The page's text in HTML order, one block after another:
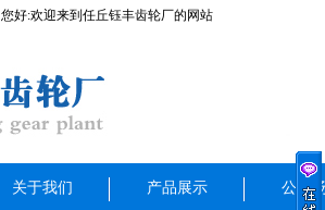
您好:欢迎来到任丘钰丰齿轮厂的网站
关于我们 产品展示 公司